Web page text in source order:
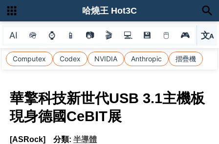
AI 🪖 ⌚ 📱 📷 🎬 💻 💾 🖱 🎮 文A
選
Computex Codex NVIDIA Anthropic 摺疊機
哈燒王 Hot3C
華擎科技新世代USB 3.1主機板
現身德國CeBIT展
[ASRock] 分類: 半導體